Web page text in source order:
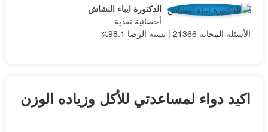
الدكتورة ايباء النشاش
أخصائية تغذية
الأسئلة المجابة 21366 | نسبة الرضا 98.1%
اكيد دواء لمساعدتي للأكل وزياده الوزن